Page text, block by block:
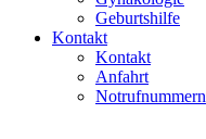
Geburtshilfe
Kontakt
Kontakt
Anfahrt
Notrufnummern